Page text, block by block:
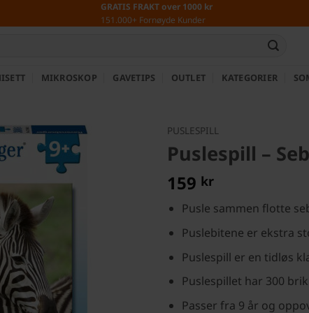
GRATIS FRAKT over 1000 kr
151.000+ Fornøyde Kunder
MIKROSKOP GAVETIPS OUTLET KATEGORIER
PUSLESPILL
Puslespill –
159 kr
Pusle sammen flotte
Puslebitene er ekstra
Puslespill er en tidløs
Puslespillet har 300
Passer fra 9 år og